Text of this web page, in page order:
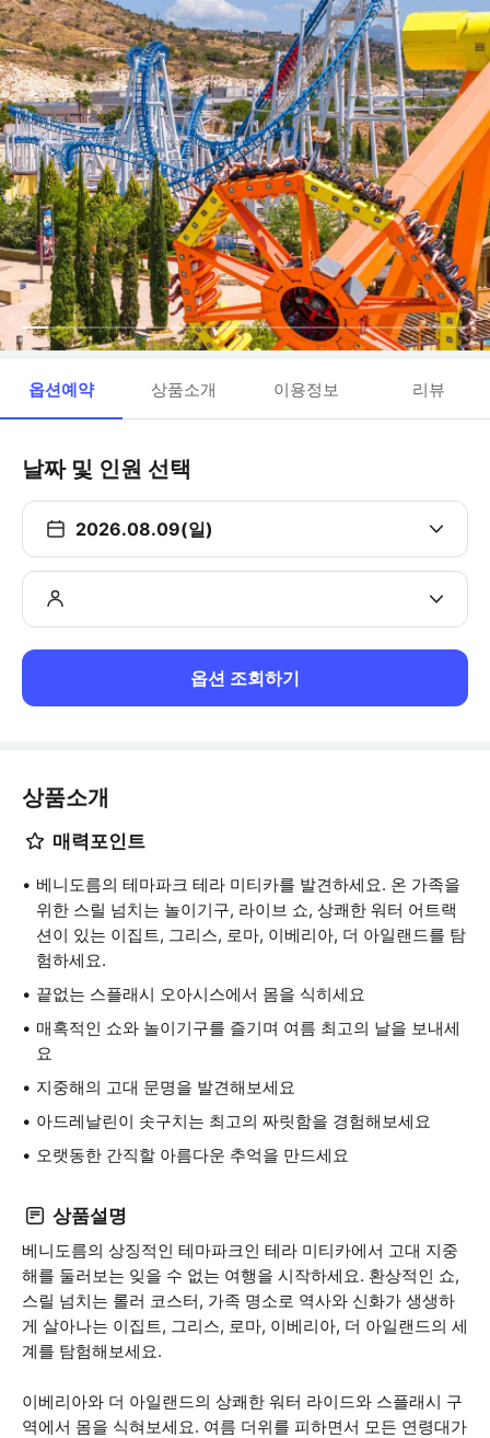
옵션예약 상품소개 이용정보 리뷰
날짜 및 인원 선택
2026.08.09(일)
옵션 조회하기
상품소개
매력포인트
베니도름의 테마파크 테라 미티카를 발견하세요. 온 가족을
위한 스릴 넘치는 놀이기구, 라이브 쇼, 상쾌한 워터 어트랙
션이 있는 이집트, 그리스, 로마, 이베리아, 더 아일랜드를 탐
험하세요.
끝없는 스플래시 오아시스에서 몸을 식히세요
매혹적인 쇼와 놀이기구를 즐기며 여름 최고의 날을 보내세
요
지중해의 고대 문명을 발견해보세요
아드레날린이 솟구치는 최고의 짜릿함을 경험해보세요
오랫동한 간직할 아름다운 추억을 만드세요
상품설명
베니도름의 상징적인 테마파크인 테라 미티카에서 고대 지중
해를 둘러보는 잊을 수 없는 여행을 시작하세요. 환상적인 쇼,
스릴 넘치는 롤러 코스터, 가족 명소로 역사와 신화가 생생하
게 살아나는 이집트, 그리스, 로마, 이베리아, 더 아일랜드의 세
계를 탐험해보세요.
이베리아와 더 아일랜드의 상쾌한 워터 라이드와 스플래시 구
역에서 몸을 식혀보세요. 여름 더위를 피하면서 모든 연령대가